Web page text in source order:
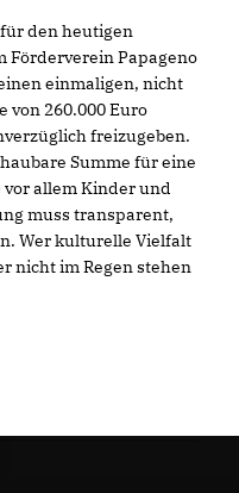
den heutigen
Förderverein Papageno
einmaligen, nicht
von 260.000 Euro
freizugeben.
Summe für eine
allem Kinder und
muss transparent,
Wer kulturelle Vielfalt
nicht im Regen stehen